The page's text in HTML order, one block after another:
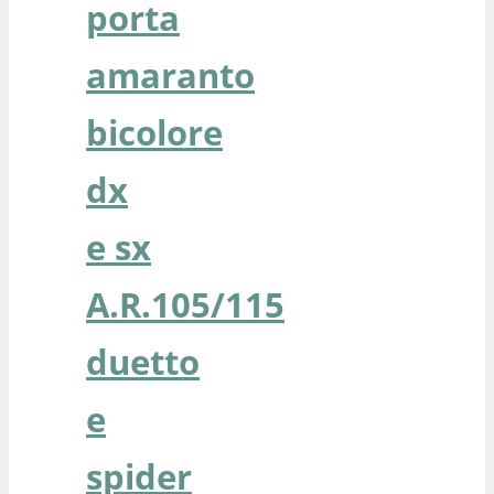
porta
amaranto
bicolore
dx
e sx
A.R.105/115
duetto
e
spider